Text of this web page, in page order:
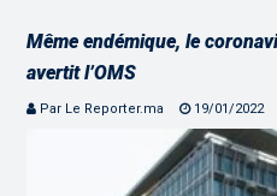
Même endémique, le
avertit l’OMS
Par Le Reporter.ma 19/01/2022